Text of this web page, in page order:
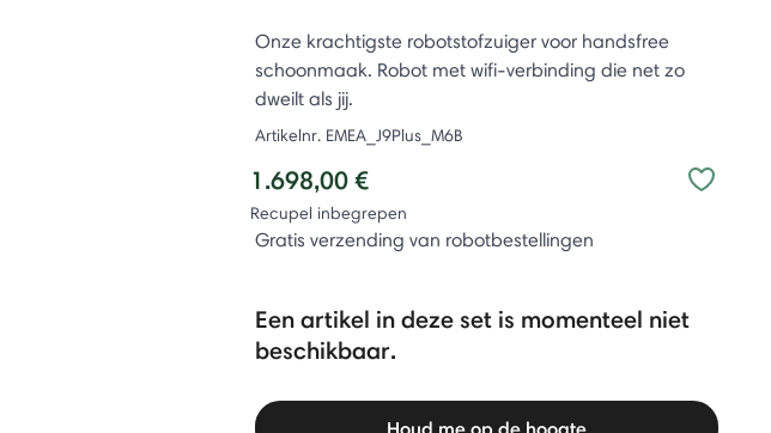
Onze krachtigste robotstofzuiger voor handsfree
schoonmaak. Robot met wifi-verbinding die net zo
dweilt als jij.
Artikelnr. EMEA_J9Plus_M6B
1.698,00 €
Recupel inbegrepen
Gratis verzending van robotbestellingen
Een artikel in deze set is momenteel niet
beschikbaar.